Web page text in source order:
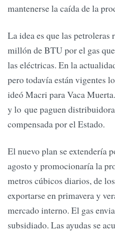
mantenerse la caída de la
La idea es que las petroleras
millón de BTU por el gas
las eléctricas. En la
pero todavía están vigentes
ideó Macri para Vaca
y lo que paguen
compensada por el Estado.
El nuevo plan se extendería
agosto y promocionaría la
metros cúbicos diarios, de
exportarse en primavera y
mercado interno. El gas
subsidiado. Las ayudas se